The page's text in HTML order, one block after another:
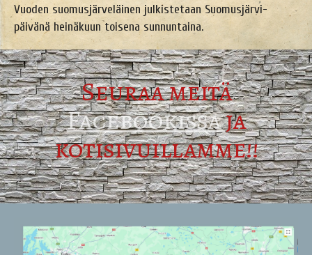
Vuoden suomusjärveläinen julkistetaan Suomusjärvi-
päivänä heinäkuun toisena sunnuntaina.
Seuraa meitä
Facebookissaja
kotisivuillamme!!